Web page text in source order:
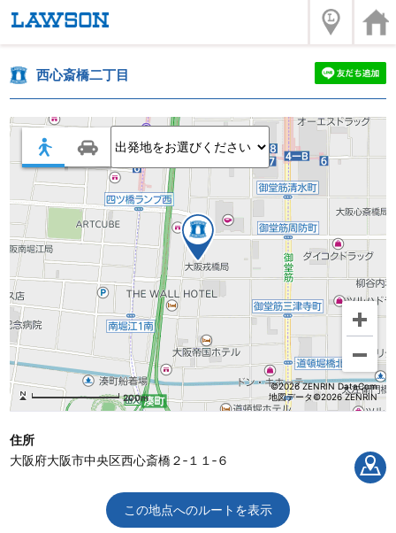
西心斎橋二丁目
200m
©2026 ZENRIN DataCom
地図データ©2026 ZENRIN
住所
大阪府大阪市中央区西心斎橋２‐１１‐６
この地点へのルートを表示